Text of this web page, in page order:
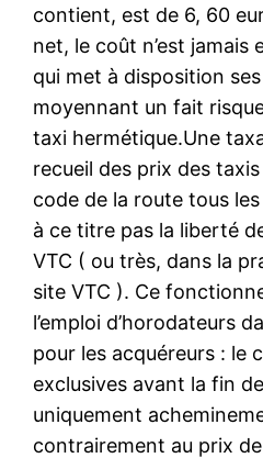
contient, est de 6, 60
net, le coût n’est
qui met à disposition
moyennant un fait
taxi hermétique.Une
recueil des prix des
code de la route tous les
à ce titre pas la liberté
VTC ( ou très, dans la
site VTC ). Ce
l’emploi d’horodateurs
pour les acquéreurs : le
exclusives avant la fin
uniquement
contrairement au prix